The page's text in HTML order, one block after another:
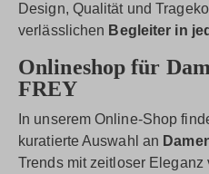
Design, Qualität und
verlässlichen Begleiter in
Onlineshop für
FREY
In unserem Online-Shop
kuratierte Auswahl an
Trends mit zeitloser Eleganz